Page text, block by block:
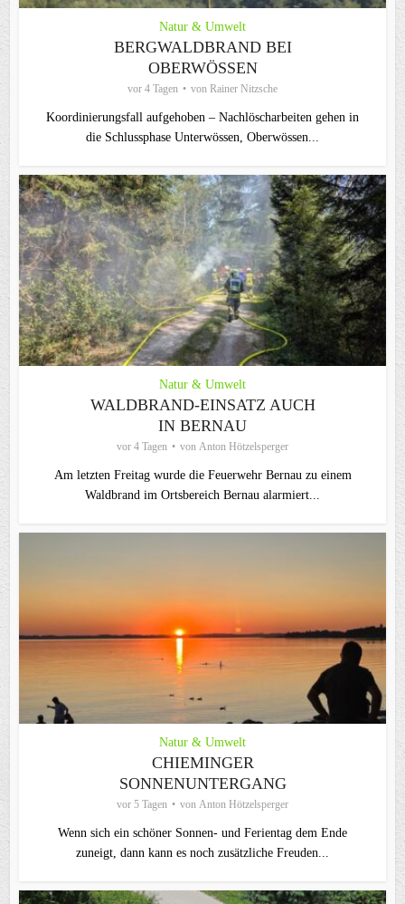
Natur & Umwelt
BERGWALDBRAND BEI
OBERWÖSSEN
vor 4 Tagen von Rainer Nitzsche
Koordinierungsfall aufgehoben – Nachlöscharbeiten gehen in
die Schlussphase Unterwössen, Oberwössen...
Natur & Umwelt
WALDBRAND-EINSATZ AUCH
IN BERNAU
vor 4 Tagen von Anton Hötzelsperger
Am letzten Freitag wurde die Feuerwehr Bernau zu einem
Waldbrand im Ortsbereich Bernau alarmiert...
Natur & Umwelt
CHIEMINGER
SONNENUNTERGANG
vor 5 Tagen von Anton Hötzelsperger
Wenn sich ein schöner Sonnen- und Ferientag dem Ende
zuneigt, dann kann es noch zusätzliche Freuden...